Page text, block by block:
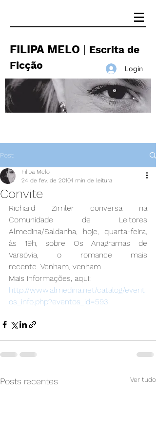
FILIPA MELO
Escrita de
Ficção
Login
Post
Convite
Filipa Melo
24 de fev. de 20101 min de leitura
Richard Zimler conversa na
Comunidade de Leitores
Almedina/Saldanha, hoje, quarta-feira,
às 19h, sobre Os Anagramas de
Varsóvia, o romance mais
recente. Venham, venham…
Mais informações, aqui:
http://www.almedina.net/catalog/event
os_info.php?eventos_id=593
Posts recentes Ver tudo